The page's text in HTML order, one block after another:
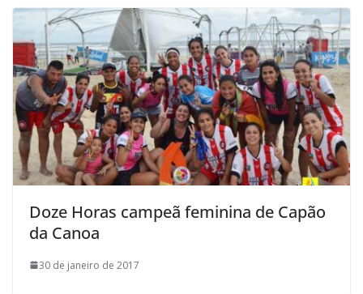
Doze Horas campeã feminina de Capão
da Canoa
30 de janeiro de 2017